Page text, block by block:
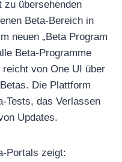
zu übersehenden
Beta-Bereich in
neuen „Beta Program
Beta-Programme
von One UI über
Die Plattform
Tests, das Verlassen
Updates.
Portals zeigt: